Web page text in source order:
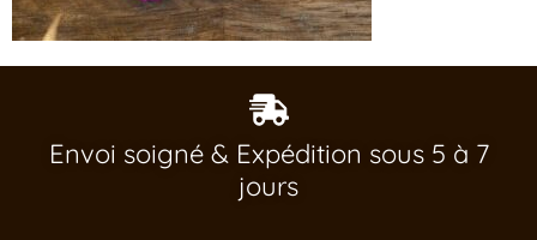
Envoi soigné & Expédition sous 5 à 7
jours